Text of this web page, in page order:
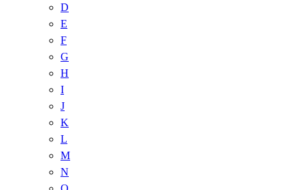
D
E
F
G
H
I
J
K
L
M
N